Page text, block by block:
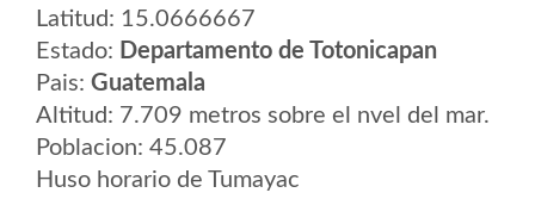
Latitud: 15.0666667
Estado: Departamento de Totonicapan
Pais: Guatemala
Altitud: 7.709 metros sobre el nvel del mar.
Poblacion: 45.087
Huso horario de Tumayac